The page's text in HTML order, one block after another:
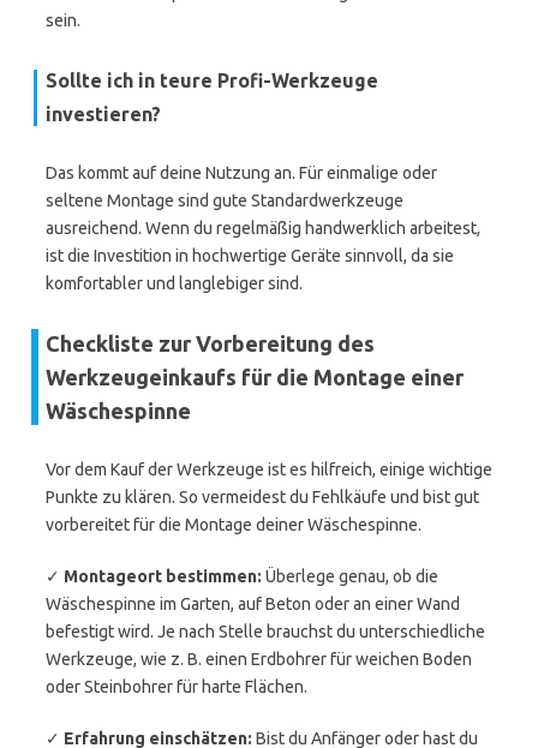
sein.
Sollte ich in teure Profi-Werkzeuge
investieren?
Das kommt auf deine Nutzung an. Für einmalige oder
seltene Montage sind gute Standardwerkzeuge
ausreichend. Wenn du regelmäßig handwerklich arbeitest,
ist die Investition in hochwertige Geräte sinnvoll, da sie
komfortabler und langlebiger sind.
Checkliste zur Vorbereitung des
Werkzeugeinkaufs für die Montage einer
Wäschespinne
Vor dem Kauf der Werkzeuge ist es hilfreich, einige wichtige
Punkte zu klären. So vermeidest du Fehlkäufe und bist gut
vorbereitet für die Montage deiner Wäschespinne.
✓ Montageort bestimmen: Überlege genau, ob die
Wäschespinne im Garten, auf Beton oder an einer Wand
befestigt wird. Je nach Stelle brauchst du unterschiedliche
Werkzeuge, wie z. B. einen Erdbohrer für weichen Boden
oder Steinbohrer für harte Flächen.
✓ Erfahrung einschätzen: Bist du Anfänger oder hast du